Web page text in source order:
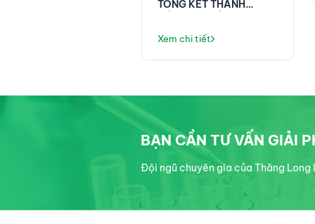
TỔNG KẾT THÀNH
KHOA HỌC ĐIỀU DƯỠNG
PHENIKAA!
Xem chi tiết
BẠN CẦN TƯ VẤN GIẢI
Đội ngũ chuyên gia của Thăng Long